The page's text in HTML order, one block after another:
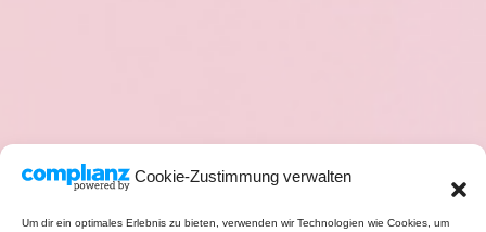
Cookie-Zustimmung verwalten
Um dir ein optimales Erlebnis zu bieten, verwenden wir Technologien wie Cookies, um